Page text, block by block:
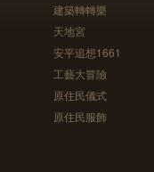
建築轉轉樂
天地宮
安平追想1661
工藝大冒險
原住民儀式
原住民服飾